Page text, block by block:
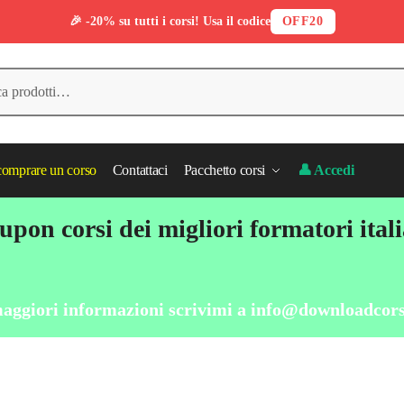
un corso Contattaci Pacchetto corsi 👤 Accedi
corsi dei migliori formatori
informazioni scrivimi a
🎉 -20% su tutti i corsi! Usa il codice OFF20